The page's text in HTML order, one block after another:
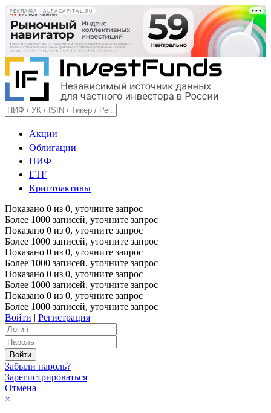
РЕКЛАМА • ALFACAPITAL.RU
Акции
Облигации
ПИФ
ETF
Криптоактивы
Показано 0 из 0, уточните запрос
Более 1000 записей, уточните запрос
Показано 0 из 0, уточните запрос
Более 1000 записей, уточните запрос
Показано 0 из 0, уточните запрос
Более 1000 записей, уточните запрос
Показано 0 из 0, уточните запрос
Более 1000 записей, уточните запрос
Показано 0 из 0, уточните запрос
Более 1000 записей, уточните запрос
Войти | Регистрация
Забыли пароль?
Зарегистрироваться
Отмена
×